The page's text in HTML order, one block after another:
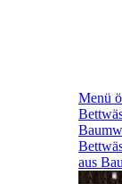
Menü
aus